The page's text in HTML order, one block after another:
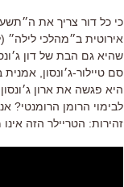
כי כל דור צריך את
אירוטית ב״מהלכי לילה״
שהיא גם הבת של דון
סם טיילור-ג׳ונסון,
היא פגשה את ארון
לבימוי הרומן
זהירות: הטריילר הזה